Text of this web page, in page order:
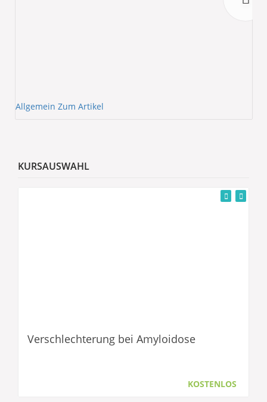
Allgemein Zum Artikel
KURSAUSWAHL
Verschlechterung bei Amyloidose
KOSTENLOS